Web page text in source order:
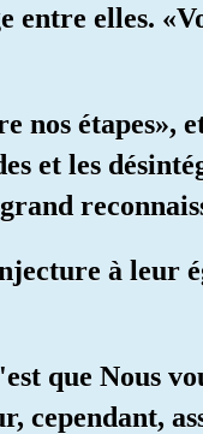
entre elles.
nos étapes»,
et les
à leur
que Nous
cependant,